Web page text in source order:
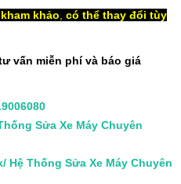
khảo có thể thay đổi tùy
vấn miễn phí và báo giá
Sửa Xe Máy Chuyên
Hệ Thống Sửa Xe Máy Chuyên